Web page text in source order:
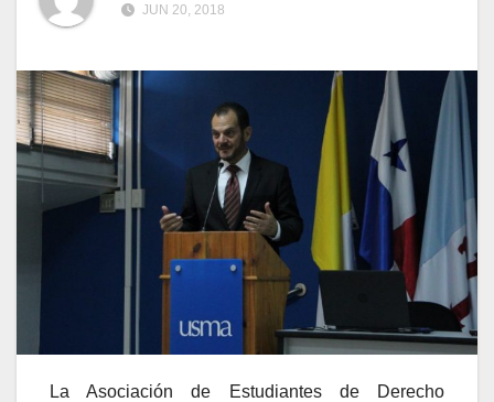
JUN 20, 2018
La Asociación de Estudiantes de Derecho